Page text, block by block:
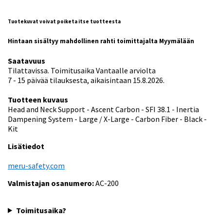
Tuotekuvat voivat poiketa itse tuotteesta
Hintaan sisältyy mahdollinen rahti toimittajalta Myymälään
Saatavuus
Tilattavissa. Toimitusaika Vantaalle arviolta
7 - 15 päivää tilauksesta, aikaisintaan 15.8.2026.
Tuotteen kuvaus
Head and Neck Support - Ascent Carbon - SFI 38.1 - Inertia
Dampening System - Large / X-Large - Carbon Fiber - Black -
Kit
Lisätiedot
meru-safety.com
Valmistajan osanumero:AC-200
Toimitusaika?